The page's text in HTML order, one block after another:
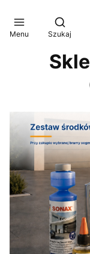
Menu
Otwórz
Szukaj